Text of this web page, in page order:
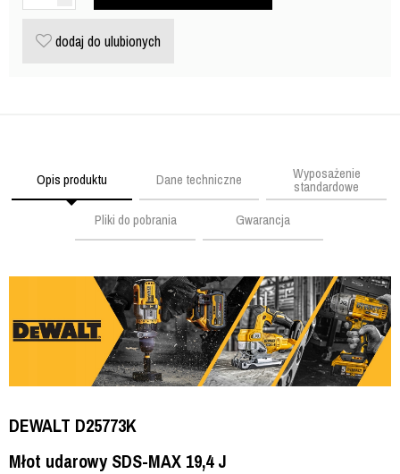
dodaj do ulubionych
Opis produktu Dane techniczne Wyposażenie
standardowe
Pliki do pobrania
Gwarancja
DEWALT D25773K
Młot udarowy SDS-MAX 19,4 J